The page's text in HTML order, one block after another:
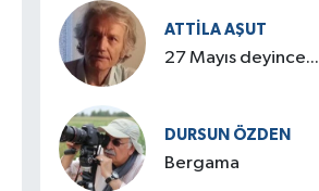
ATTILA AŞUT
27 Mayıs deyince...
DURSUN ÖZDEN
Bergama